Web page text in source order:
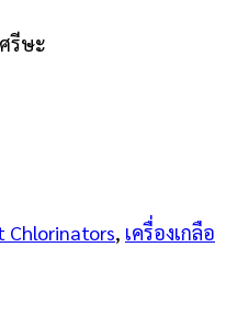
รีษะ
Chlorinators, เครื่องเกลือ